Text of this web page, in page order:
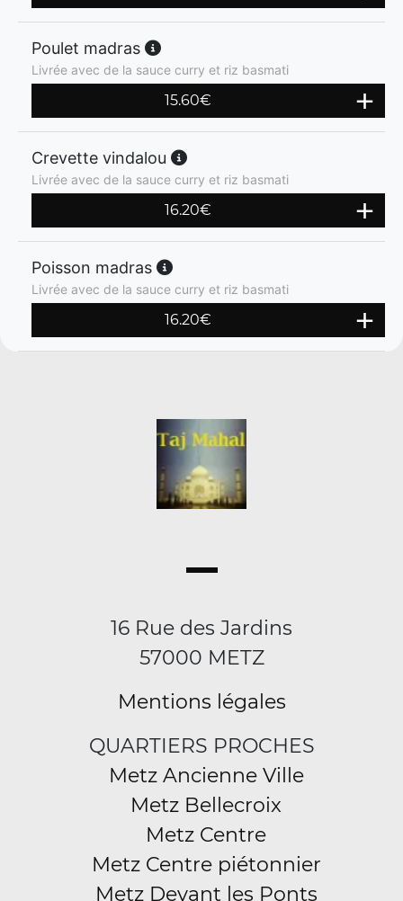
Poulet madras
Livrée avec de la sauce curry et riz basmati
15.60€
Crevette vindalou
Livrée avec de la sauce curry et riz basmati
16.20€
Poisson madras
Livrée avec de la sauce curry et riz basmati
16.20€
16 Rue des Jardins
57000 METZ
Mentions légales
QUARTIERS PROCHES
Metz Ancienne Ville
Metz Bellecroix
Metz Centre
Metz Centre piétonnier
Metz Devant les Ponts